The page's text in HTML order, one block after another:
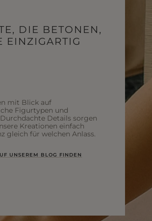
DIE BETONEN,
EINZIGARTIG
mit Blick auf
Figurtypen und
Details sorgen
Kreationen einfach
gleich für welchen Anlass.
UNSEREM BLOG FINDEN